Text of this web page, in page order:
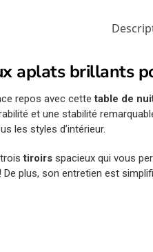
aplats brillants
repos avec cettetable de
et une stabilité
les styles d’intérieur.
troistiroirs spacieux qui vous
plus, son entretien est